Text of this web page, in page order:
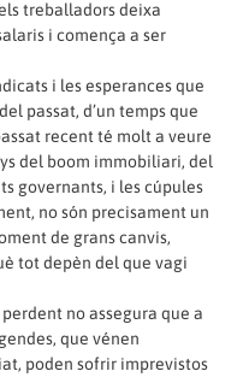
treballadors deixa
i comença a ser
i les esperances que
passat, d’un temps que
recent té molt a veure
del boom immobiliari, del
governants, i les cúpules
no són precisament un
de grans canvis,
tot depèn del que vagi
no assegura que a
que vénen
poden sofrir imprevistos